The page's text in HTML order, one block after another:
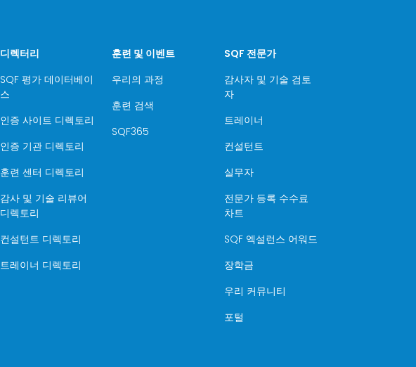
디렉터리
SQF 평가 데이터베이
스
인증 사이트 디렉토리
인증 기관 디렉토리
훈련 센터 디렉토리
감사 및 기술 리뷰어
디렉토리
컨설턴트 디렉토리
트레이너 디렉토리
훈련 및 이벤트
우리의 과정
훈련 검색
SQF365
SQF 전문가
감사자 및 기술 검토
자
트레이너
컨설턴트
실무자
전문가 등록 수수료
차트
SQF 엑설런스 어워드
장학금
우리 커뮤니티
포털